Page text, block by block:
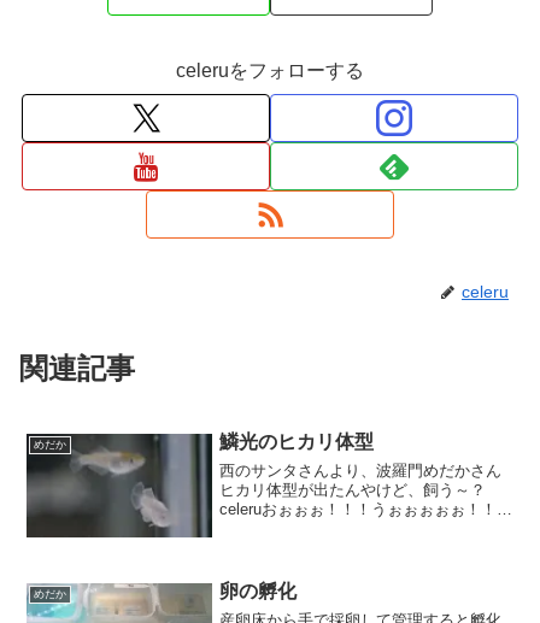
celeruをフォローする
celeru
関連記事
めだか 鱗光のヒカリ体型
西のサンタさんより、波羅門めだかさん
ヒカリ体型が出たんやけど、飼う～？
celeruおぉぉぉ！！！うぉぉぉぉぉ！！！
た、鱗光のヒカ...
めだか 卵の孵化